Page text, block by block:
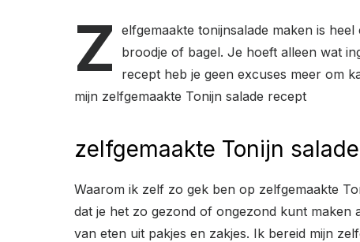
z elfgemaakte tonijnsalade maken is
broodje of bagel. Je hoeft alleen wat
recept heb je geen excuses meer om
mijn zelfgemaakte Tonijn salade recept
zelfgemaakte Tonijn
Waarom ik zelf zo gek ben op zelfgemaakte
dat je het zo gezond of ongezond kunt maken
van eten uit pakjes en zakjes. Ik bereid mijn